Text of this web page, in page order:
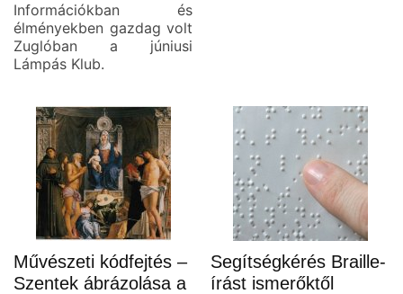
Információkban és
élményekben gazdag volt
Zuglóban a júniusi
Lámpás Klub.
Művészeti kódfejtés –
Szentek ábrázolása a
Segítségkérés Braille-
írást ismerőktől